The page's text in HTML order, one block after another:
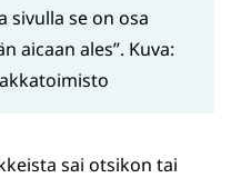
sivulla se on osa
aicaan ales”. Kuva:
sai otsikon tai